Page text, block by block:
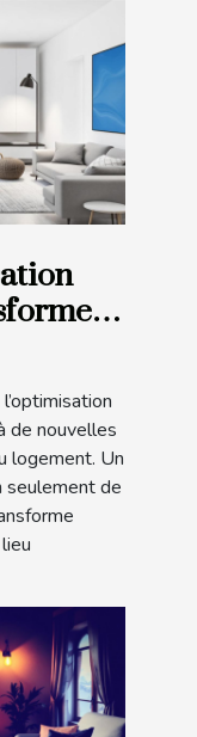
de nouvelles
logement. Un
seulement de